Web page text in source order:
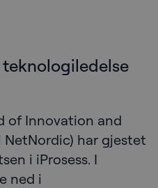
of Innovation and
har gjestet
i iProsess. I
ned i